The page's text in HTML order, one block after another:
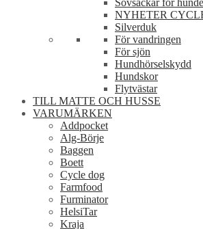
Sovsäckar för
NYHETER
Silverduk
För vandringen
För sjön
Hundhörselskydd
Hundskor
Flytvästar
TILL MATTE OCH HUSSE
VARUMÄRKEN
Addpocket
Alg-Börje
Baggen
Boett
Cycle dog
Farmfood
Furminator
HelsiTar
Kraja